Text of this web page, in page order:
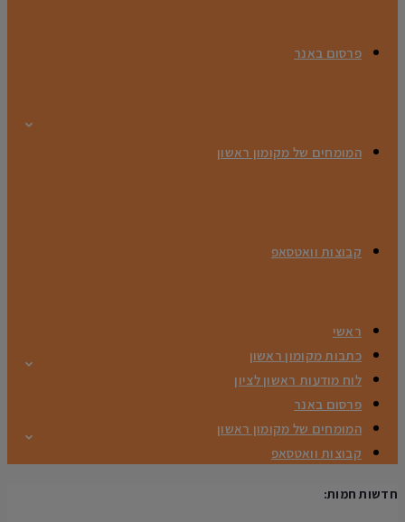
פרסום באנר
המומחים של מקומון ראשון
קבוצות וואטסאפ
ראשי
כתבות מקומון ראשון
לוח מודעות ראשון לציון
פרסום באנר
המומחים של מקומון ראשון
קבוצות וואטסאפ
חדשות חמות: